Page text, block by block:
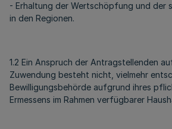
- Erhaltung der Wertschöpfung und der
in den Regionen.
1.2 Ein Anspruch der Antragstellenden
Zuwendung besteht nicht, vielmehr
Bewilligungsbehörde aufgrund ihres
Ermessens im Rahmen verfügbarer